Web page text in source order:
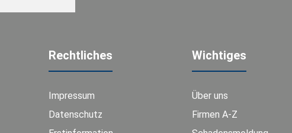
Rechtliches
Impressum
Datenschutz
Wichtiges
Über uns
Firmen A-Z